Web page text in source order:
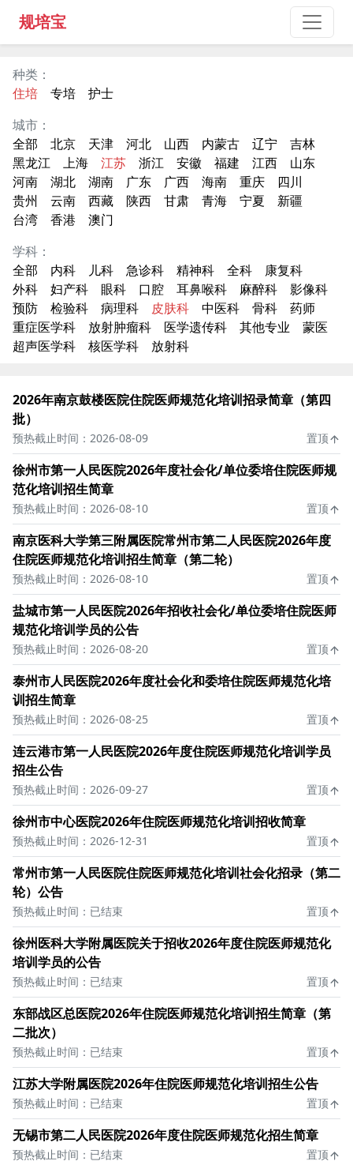
规培宝
种类：
住培
专培
护士
城市：
全部
北京 天津 河北 山西 内蒙古 辽宁
吉林
黑龙江
上海 江苏 浙江 安徽 福建 江西
山东
河南
湖北 湖南 广东 广西 海南 重庆
四川
贵州
云南 西藏 陕西 甘肃 青海 宁夏
新疆
台湾
香港
澳门
学科：
全部
内科 儿科 急诊科 精神科 全科
康复科
外科
妇产科 眼科 口腔 耳鼻喉科 麻醉科
影像科
预防
检验科 病理科 皮肤科 中医科 骨科
药师
重症医学科
放射肿瘤科 医学遗传科 其他专业
蒙医
超声医学科
核医学科 放射科
2026年南京鼓楼医院住院医师规范化培训招录简章（第四
批）
预热截止时间：2026-08-09 置顶
徐州市第一人民医院2026年度社会化/单位委培住院医师规
范化培训招生简章
预热截止时间：2026-08-10 置顶
南京医科大学第三附属医院常州市第二人民医院2026年度
住院医师规范化培训招生简章（第二轮）
预热截止时间：2026-08-10 置顶
盐城市第一人民医院2026年招收社会化/单位委培住院医师
规范化培训学员的公告
预热截止时间：2026-08-20 置顶
泰州市人民医院2026年度社会化和委培住院医师规范化培
训招生简章
预热截止时间：2026-08-25 置顶
连云港市第一人民医院2026年度住院医师规范化培训学员
招生公告
预热截止时间：2026-09-27 置顶
徐州市中心医院2026年住院医师规范化培训招收简章
预热截止时间：2026-12-31 置顶
常州市第一人民医院住院医师规范化培训社会化招录（第二
轮）公告
预热截止时间：已结束 置顶
徐州医科大学附属医院关于招收2026年度住院医师规范化
培训学员的公告
预热截止时间：已结束 置顶
东部战区总医院2026年住院医师规范化培训招生简章（第
二批次）
预热截止时间：已结束 置顶
江苏大学附属医院2026年住院医师规范化培训招生公告
预热截止时间：已结束 置顶
无锡市第二人民医院2026年度住院医师规范化招生简章
预热截止时间：已结束 置顶